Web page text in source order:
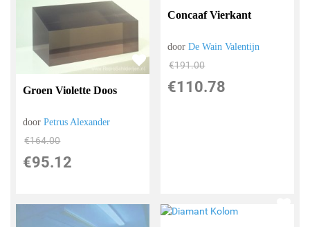
Groen Violette Doos
doorPetrus Alexander
€164.00
€95.12
Concaaf Vierkant
doorDe Wain Valentijn
€191.00
€110.78